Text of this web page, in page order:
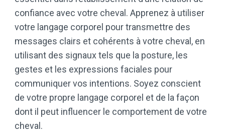
confiance avec votre cheval. Apprenez à utiliser
votre langage corporel pour transmettre des
messages clairs et cohérents à votre cheval, en
utilisant des signaux tels que la posture, les
gestes et les expressions faciales pour
communiquer vos intentions. Soyez conscient
de votre propre langage corporel et de la façon
dont il peut influencer le comportement de votre
cheval.